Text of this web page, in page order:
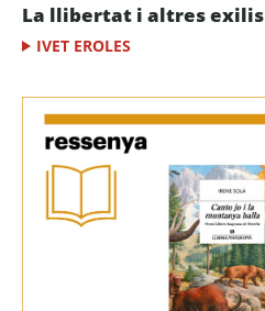
La llibertat i altres exilis
IVET EROLES